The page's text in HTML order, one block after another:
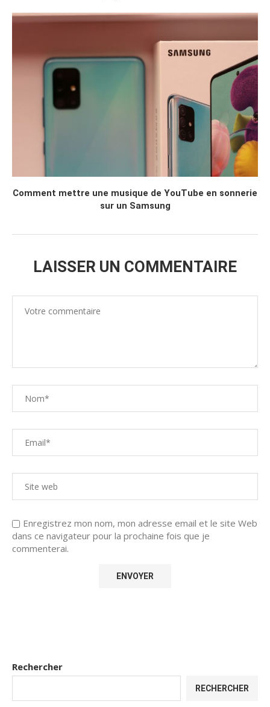
Comment mettre une musique de YouTube en sonnerie
sur un Samsung
LAISSER UN COMMENTAIRE
Enregistrez mon nom, mon adresse email et le site Web
dans ce navigateur pour la prochaine fois que je
commenterai.
Rechercher
RECHERCHER